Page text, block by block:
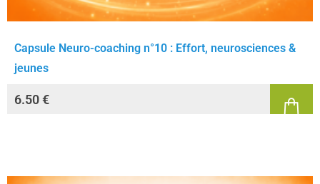
Capsule Neuro-coaching n°10 : Effort, neurosciences &
jeunes
6.50€